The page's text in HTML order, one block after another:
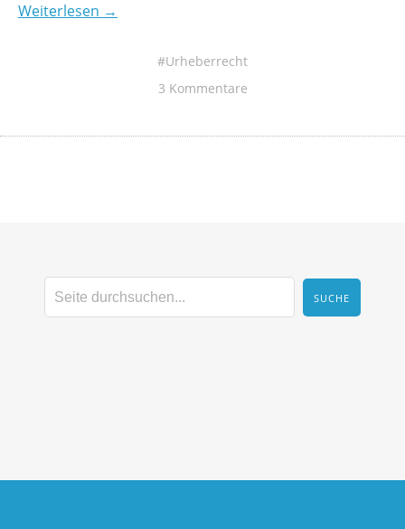
Weiterlesen →
Urheberrecht
3 Kommentare